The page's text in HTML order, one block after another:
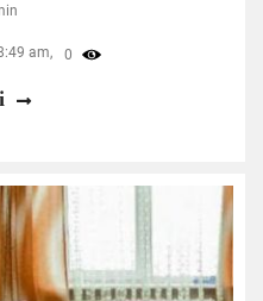
am, 0